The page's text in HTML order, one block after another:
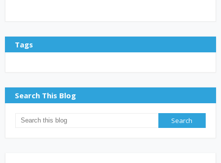
Tags
Search This Blog